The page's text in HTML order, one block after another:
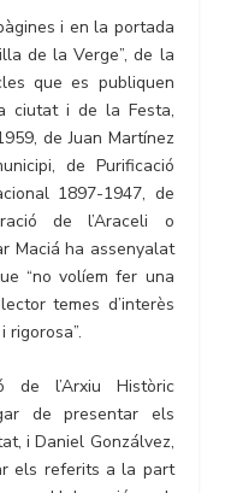
i en la portada
de la Verge”, de la
que es publiquen
ciutat i de la Festa,
de Juan Martínez
de Purificació
1897-1947, de
de l’Araceli o
Maciá ha assenyalat
“no volíem fer una
temes d’interès
rigorosa”.
de l’Arxiu Històric
de presentar els
i Daniel Gonzálvez,
els referits a la part